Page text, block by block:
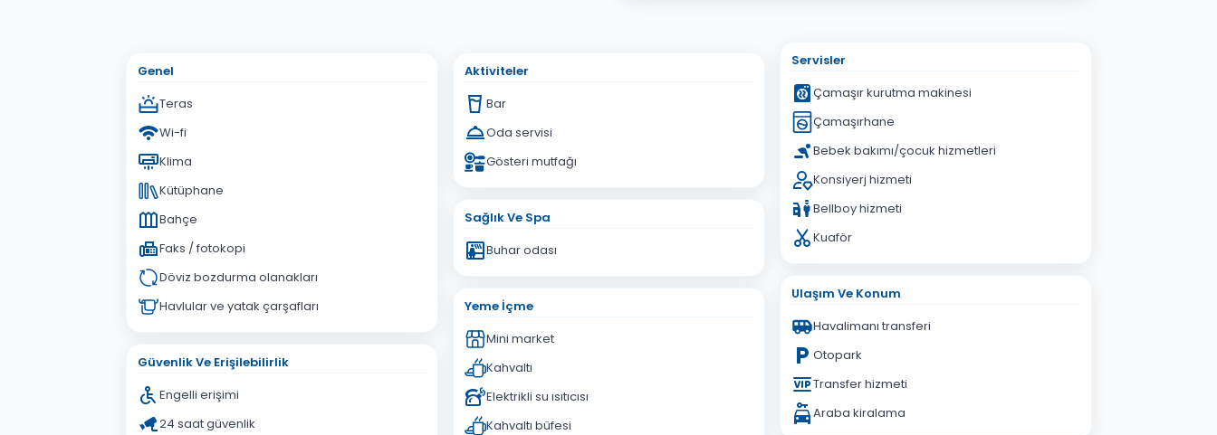
Genel
Teras
Wi-fi
Klima
Kütüphane
Bahçe
Faks / fotokopi
Döviz bozdurma olanakları
Havlular ve yatak çarşafları
Güvenlik Ve Erişilebilirlik
Engelli erişimi
24 saat güvenlik
Aktiviteler
Bar
Oda servisi
Gösteri mutfağı
Sağlık Ve Spa
Buhar odası
Yeme İçme
Mini market
Kahvaltı
Elektrikli su ısıtıcısı
Kahvaltı büfesi
Servisler
Çamaşır kurutma makinesi
Çamaşırhane
Bebek bakımı/çocuk hizmetleri
Konsiyerj hizmeti
Bellboy hizmeti
Kuaför
Ulaşım Ve Konum
Havalimanı transferi
Otopark
Transfer hizmeti
Araba kiralama